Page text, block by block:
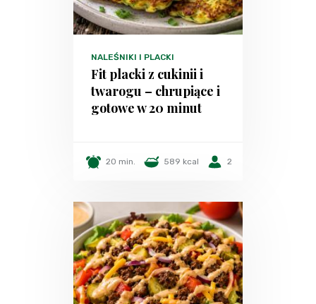
NALEŚNIKI I PLACKI
Fit placki z cukinii i
twarogu – chrupiące i
gotowe w 20 minut
20 min. 589 kcal 2